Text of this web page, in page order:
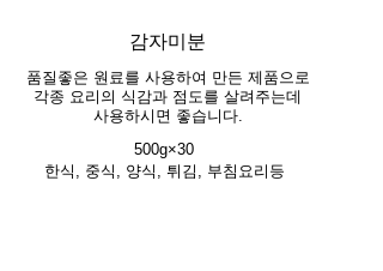
감자미분
품질좋은 원료를 사용하여 만든 제품으로
각종 요리의 식감과 점도를 살려주는데
사용하시면 좋습니다.
500g×30
한식, 중식, 양식, 튀김, 부침요리등